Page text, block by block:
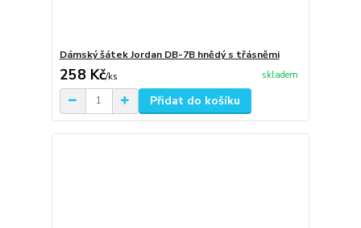
Dámský šátek Jordan DB-7B hnědý s třásněmi
258 Kč/ks skladem
Přidat do košíku